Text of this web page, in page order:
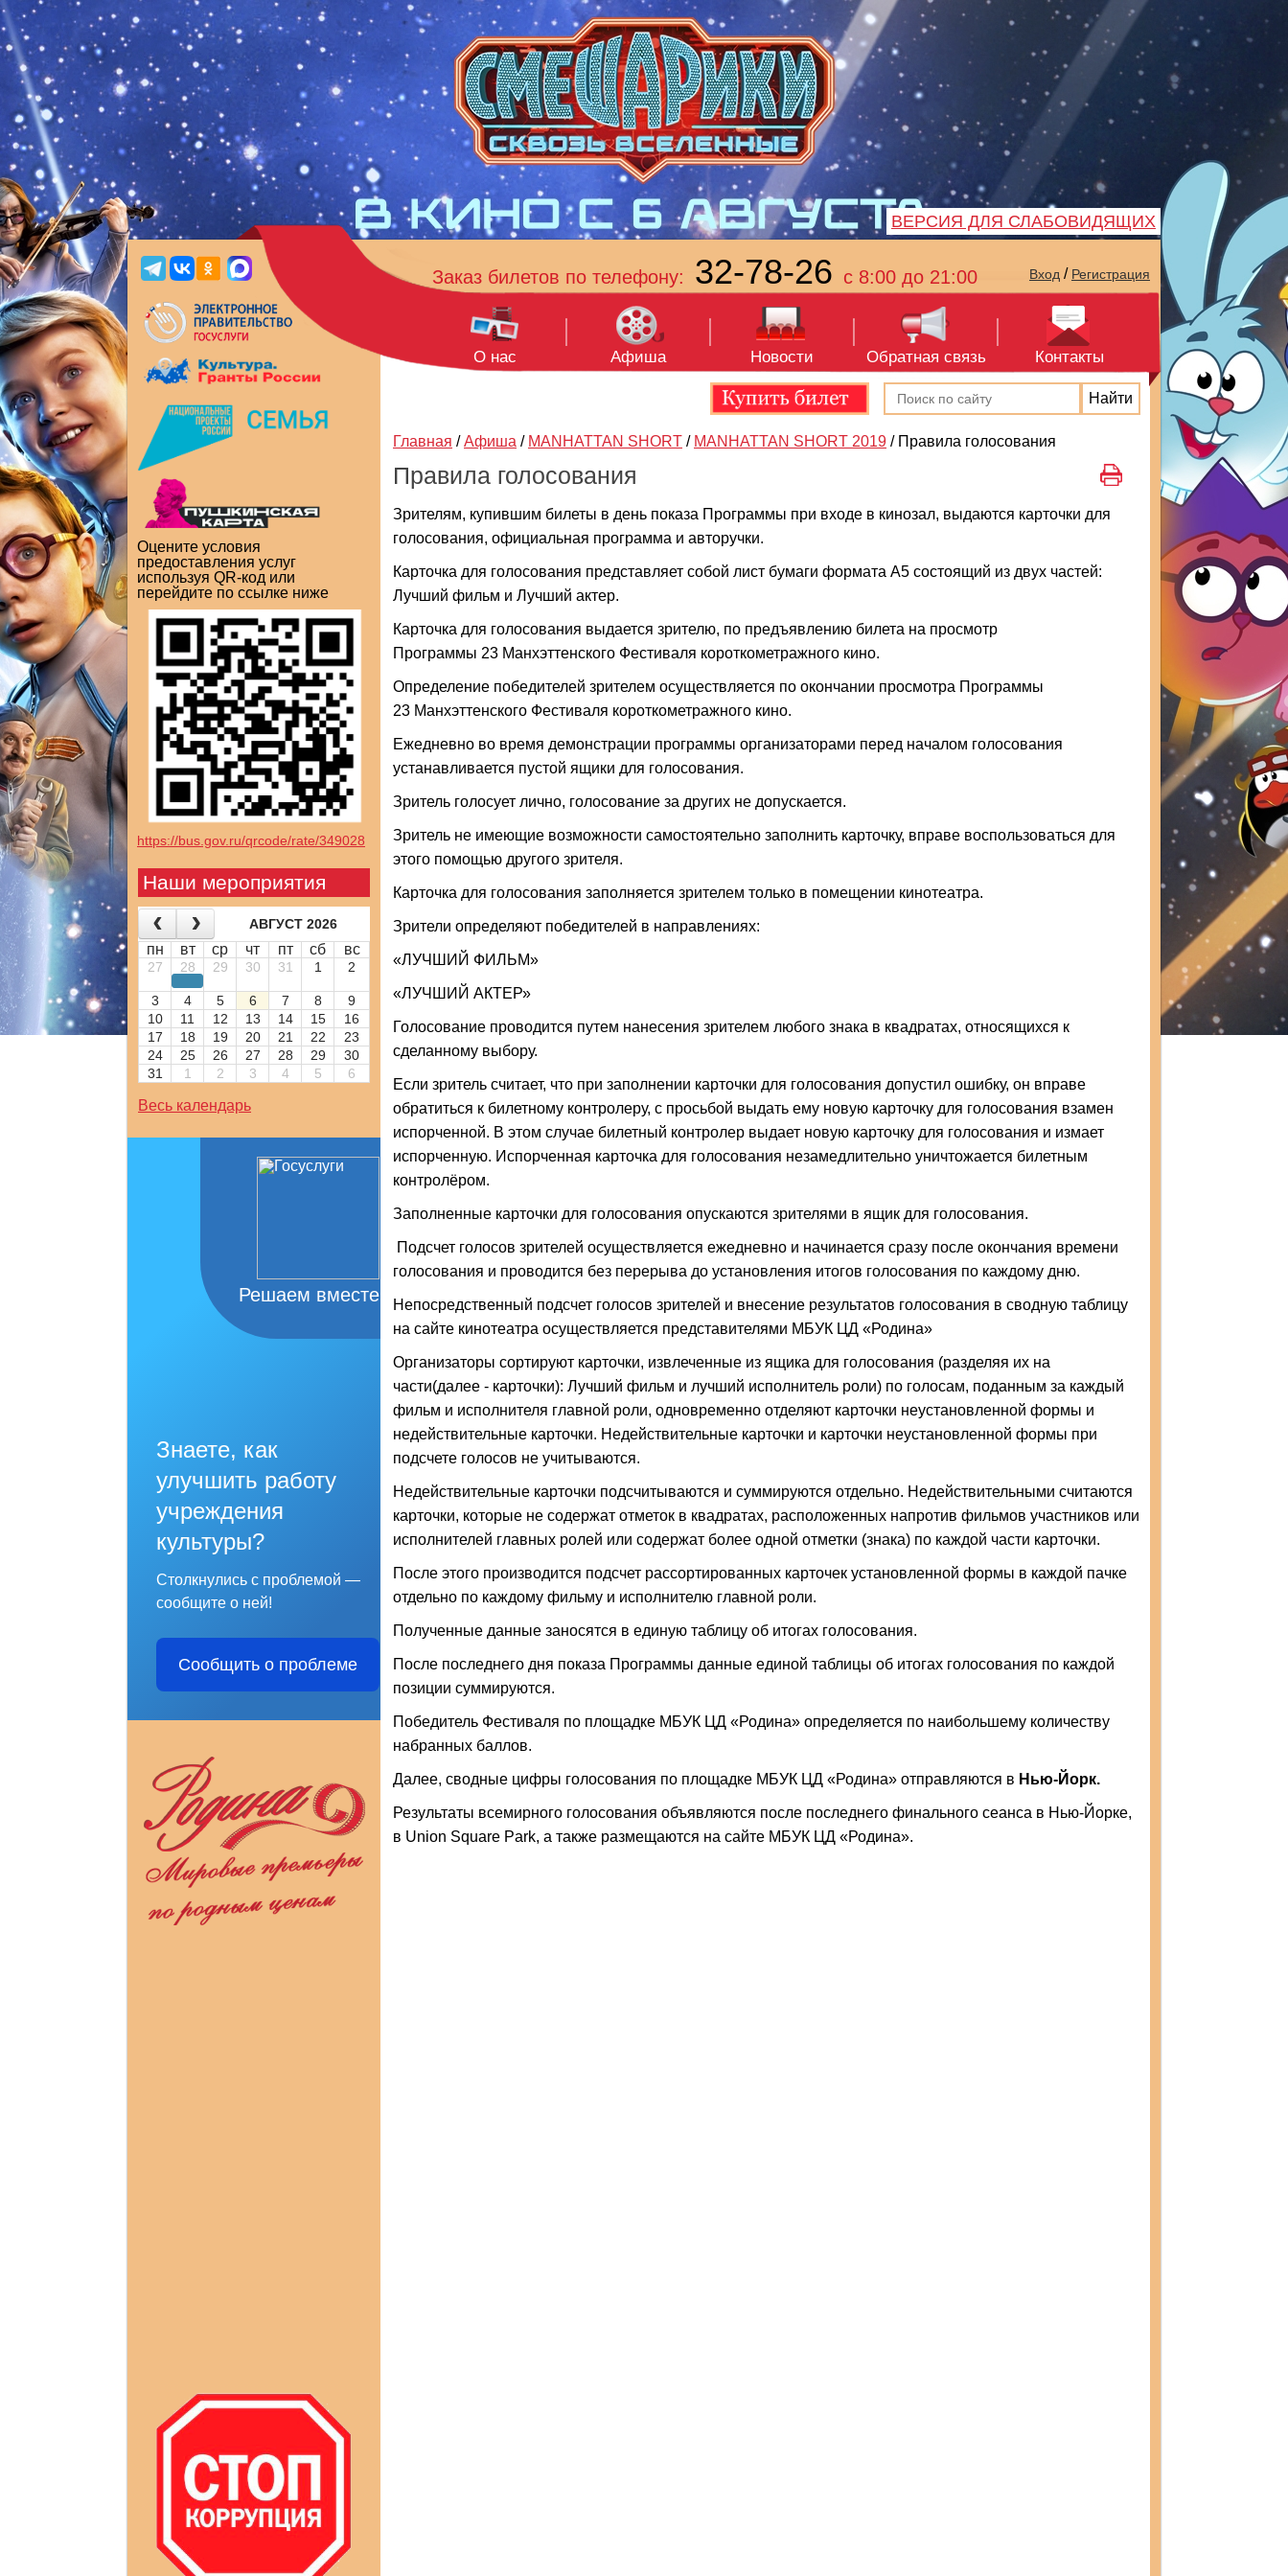
ВЕРСИЯ ДЛЯ СЛАБОВИДЯЩИХ
Оцените условия
предоставления услуг
используя QR-код или
перейдите по ссылке ниже
https://bus.gov.ru/qrcode/rate/349028
Наши мероприятия
АВГУСТ 2026
пн вт ср чт пт сб вс
27 28 29 30 31 1 2
3 4 5 6 7 8
9
10
11 12 13 14 15
16
17
18 19 20 21 22
23
24
25 26 27 28 29
30
31
1 2 3 4 5 6
Весь календарь
Решаем вместе
Знаете, как
улучшить работу
учреждения
культуры?
Столкнулись с проблемой —
сообщите о ней!
Сообщить о проблеме
Заказ билетов по телефону: 32-78-26 с 8:00 до 21:00 Вход / Регистрация
О нас Афиша Новости Обратная связь Контакты
Главная / Афиша / MANHATTAN SHORT / MANHATTAN SHORT 2019 / Правила голосования
Правила голосования
Зрителям, купившим билеты в день показа Программы при входе в кинозал, выдаются карточки для
голосования, официальная программа и авторучки.
Карточка для голосования представляет собой лист бумаги формата А5 состоящий из двух частей:
Лучший фильм и Лучший актер.
Карточка для голосования выдается зрителю, по предъявлению билета на просмотр
Программы 23 Манхэттенского Фестиваля короткометражного кино.
Определение победителей зрителем осуществляется по окончании просмотра Программы
23 Манхэттенского Фестиваля короткометражного кино.
Ежедневно во время демонстрации программы организаторами перед началом голосования
устанавливается пустой ящики для голосования.
Зритель голосует лично, голосование за других не допускается.
Зритель не имеющие возможности самостоятельно заполнить карточку, вправе воспользоваться для
этого помощью другого зрителя.
Карточка для голосования заполняется зрителем только в помещении кинотеатра.
Зрители определяют победителей в направлениях:
«ЛУЧШИЙ ФИЛЬМ»
«ЛУЧШИЙ АКТЕР»
Голосование проводится путем нанесения зрителем любого знака в квадратах, относящихся к
сделанному выбору.
Если зритель считает, что при заполнении карточки для голосования допустил ошибку, он вправе
обратиться к билетному контролеру, с просьбой выдать ему новую карточку для голосования взамен
испорченной. В этом случае билетный контролер выдает новую карточку для голосования и измает
испорченную. Испорченная карточка для голосования незамедлительно уничтожается билетным
контролёром.
Заполненные карточки для голосования опускаются зрителями в ящик для голосования.
Подсчет голосов зрителей осуществляется ежедневно и начинается сразу после окончания времени
голосования и проводится без перерыва до установления итогов голосования по каждому дню.
Непосредственный подсчет голосов зрителей и внесение результатов голосования в сводную таблицу
на сайте кинотеатра осуществляется представителями МБУК ЦД «Родина»
Организаторы сортируют карточки, извлеченные из ящика для голосования (разделяя их на
части(далее - карточки): Лучший фильм и лучший исполнитель роли) по голосам, поданным за каждый
фильм и исполнителя главной роли, одновременно отделяют карточки неустановленной формы и
недействительные карточки. Недействительные карточки и карточки неустановленной формы при
подсчете голосов не учитываются.
Недействительные карточки подсчитываются и суммируются отдельно. Недействительными считаются
карточки, которые не содержат отметок в квадратах, расположенных напротив фильмов участников или
исполнителей главных ролей или содержат более одной отметки (знака) по каждой части карточки.
После этого производится подсчет рассортированных карточек установленной формы в каждой пачке
отдельно по каждому фильму и исполнителю главной роли.
Полученные данные заносятся в единую таблицу об итогах голосования.
После последнего дня показа Программы данные единой таблицы об итогах голосования по каждой
позиции суммируются.
Победитель Фестиваля по площадке МБУК ЦД «Родина» определяется по наибольшему количеству
набранных баллов.
Далее, сводные цифры голосования по площадке МБУК ЦД «Родина» отправляются в Нью-Йорк.
Результаты всемирного голосования объявляются после последнего финального сеанса в Нью-Йорке,
в Union Square Park, а также размещаются на сайте МБУК ЦД «Родина».